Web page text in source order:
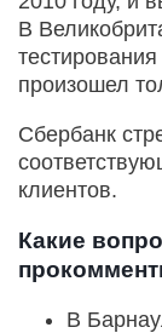
В
произошел
Сбербанк
клиентов.
Какие
В